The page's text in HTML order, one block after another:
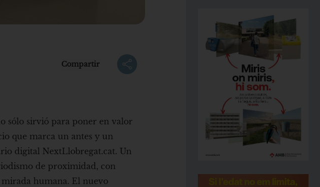
Compartir
sólo sirvió para poner en valor
que marca un antes y un
digital NextLlobregat.cat. Un
de proximidad, con
humana. El nuevo